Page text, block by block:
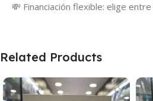
💸 Financiación flexible: elige
Related Products